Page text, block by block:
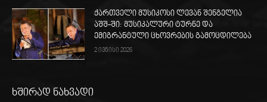
ქართველი მუსიკოსი ლევან შენგელია
აშშ-ში: მუსიკალური ტურნე და
ემიგრანტული ცხოვრების გამოცდილება
2 ივნისი 2026
ხშირად ნახვადი